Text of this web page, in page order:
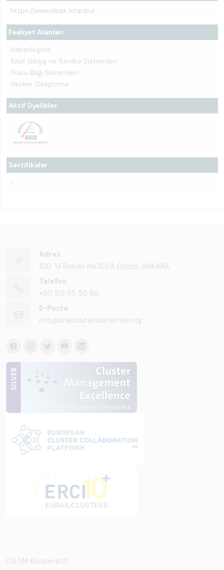
https://www.isbak.istanbul
Faaliyet Alanları
Haberleşme
Bilet Geçiş ve Turnike Sistemleri
Yolcu Bilgi Sistemleri
Yazılım Geliştirme
Aktif Üyelikler
Sertifikalar
-
Adres
100. Yıl Bulvarı No:101/A Ostim, ANKARA
Telefon
+90 312 85 50 90
E-Posta
info@anadoluraylisistemler.org
OSTİM Kooperatifi